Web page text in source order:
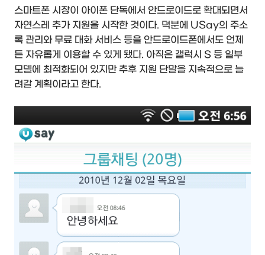
스마트폰 시장이 아이폰 단독에서 안드로이드로 확대되면서
자연스레 추가 지원을 시작한 것이다. 덕분에 USay의 주소
록 관리와 무료 대화 서비스 등을 안드로이드폰에서도 언제
든 자유롭게 이용할 수 있게 됐다. 아직은 갤럭시 S 등 일부
모델에 최적화되어 있지만 추후 지원 단말을 지속적으로 늘
려갈 계획이라고 한다.